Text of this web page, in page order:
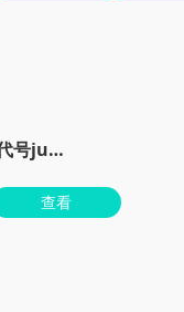
代号jump
查看